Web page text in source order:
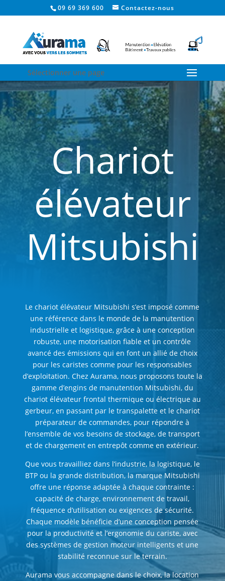
09 69 369 600 Contactez-nous
Sélectionner une page
Chariot
élévateur
Mitsubishi
Le chariot élévateur Mitsubishi s’est imposé comme
une référence dans le monde de la manutention
industrielle et logistique, grâce à une conception
robuste, une motorisation fiable et un contrôle
avancé des émissions qui en font un allié de choix
pour les caristes comme pour les responsables
d’exploitation. Chez Aurama, nous proposons toute la
gamme d’engins de manutention Mitsubishi, du
chariot élévateur frontal thermique ou électrique au
gerbeur, en passant par le transpalette et le chariot
préparateur de commandes, pour répondre à
l’ensemble de vos besoins de stockage, de transport
et de chargement en entrepôt comme en extérieur.
Que vous travailliez dans l’industrie, la logistique, le
BTP ou la grande distribution, la marque Mitsubishi
offre une réponse adaptée à chaque contrainte :
capacité de charge, environnement de travail,
fréquence d’utilisation ou exigences de sécurité.
Chaque modèle bénéficie d’une conception pensée
pour la productivité et l’ergonomie du cariste, avec
des systèmes de gestion moteur intelligents et une
stabilité reconnue sur le terrain.
Aurama vous accompagne dans le choix, la location